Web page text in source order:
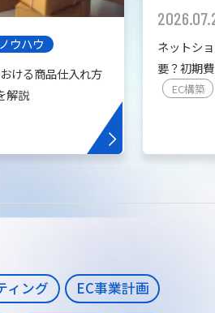
マイズ開発
ウハウ
ける商品仕入れ方
解説
ネットシ
要？初期
を紹介
EC構築
ィング
EC事業計画